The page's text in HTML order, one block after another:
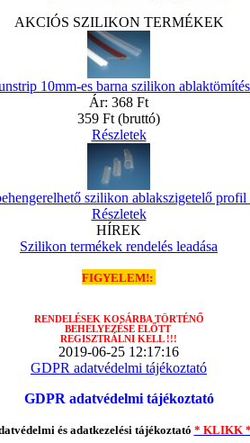
AKCIÓS SZILIKON TERMÉKEK
10mm-es barna szilikon ablaktömítés
Ár: 368 Ft
359 Ft (bruttó)
Részletek
szilikon ablakszigetelő profil
Részletek
HÍREK
Szilikon termékek rendelés leadása
FIGYELEM!:
RENDELÉSEK KOSÁRBA TÖRTÉNŐ
BEHELYEZÉSE ELŐTT
REGISZTRÁLNI KELL !!!
2019-06-25 12:17:16
GDPR adatvédelmi tájékoztató
GDPR adatvédelmi tájékoztató
és adatkezelési tájékoztató * KLIKK *